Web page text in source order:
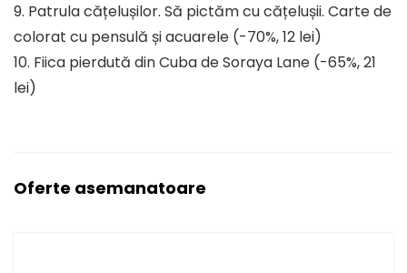
9. Patrula cățelușilor. Să pictăm cu cățelușii. Carte de
colorat cu pensulă și acuarele (-70%, 12 lei)
10. Fiica pierdută din Cuba de Soraya Lane (-65%, 21
lei)
Oferte asemanatoare